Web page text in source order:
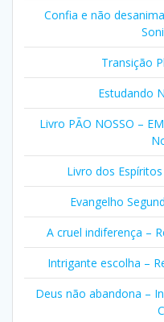
Confia e não
Transição
Estudando
Livro PÃO NOSSO –
Livro dos
Evangelho
A cruel indiferença –
Intrigante escolha –
Deus não abandona –